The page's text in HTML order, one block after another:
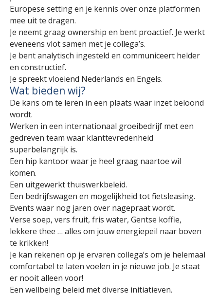
Europese setting en je kennis over onze platformen
mee uit te dragen.
Je neemt graag ownership en bent proactief. Je werkt
eveneens vlot samen met je collega’s.
Je bent analytisch ingesteld en communiceert helder
en constructief.
Je spreekt vloeiend Nederlands en Engels.
Wat bieden wij?
De kans om te leren in een plaats waar inzet beloond
wordt.
Werken in een internationaal groeibedrijf met een
gedreven team waar klanttevredenheid
superbelangrijk is.
Een hip kantoor waar je heel graag naartoe wil
komen.
Een uitgewerkt thuiswerkbeleid.
Een bedrijfswagen en mogelijkheid tot fietsleasing.
Events waar nog jaren over nagepraat wordt.
Verse soep, vers fruit, fris water, Gentse koffie,
lekkere thee … alles om jouw energiepeil naar boven
te krikken!
Je kan rekenen op je ervaren collega’s om je helemaal
comfortabel te laten voelen in je nieuwe job. Je staat
er nooit alleen voor!
Een wellbeing beleid met diverse initiatieven.